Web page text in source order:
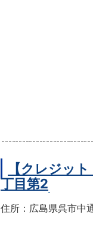
【クレジッ
丁目第2
住所：広島県呉市中